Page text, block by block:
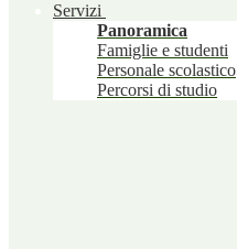
Servizi
Panoramica
Famiglie e studenti
Personale scolastico
Percorsi di studio